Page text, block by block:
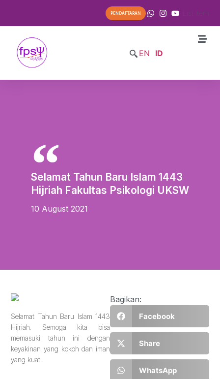
List Item
PENDAFTARAN
EN ID
Selamat Tahun Baru Islam 1443
Hijriah Fakultas Psikologi UKSW
10 August 2021
Selamat Tahun Baru Islam 1443
Hijriah. Semoga kita bisa
memasuki tahun ini dengan
keyakinan yang kokoh dan iman
yang kuat.
Bagikan:
Facebook
Share
WhatsApp